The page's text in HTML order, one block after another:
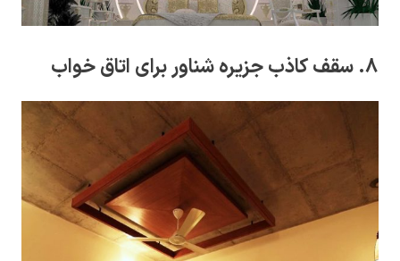
8. سقف کاذب جزیره شناور برای اتاق خواب